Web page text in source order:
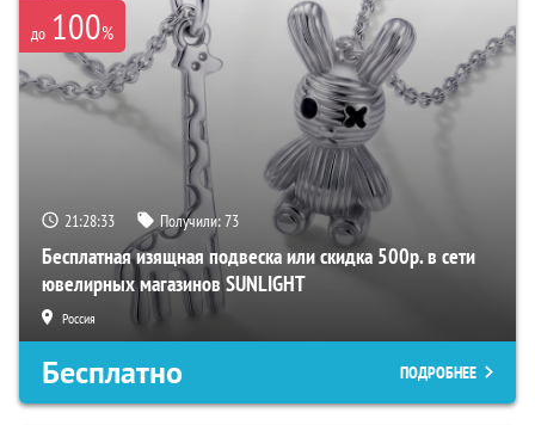
до 100%
21:28:32 Получили:73
Бесплатная изящная подвеска или скидка 500р. в сети
ювелирных магазинов SUNLIGHT
Россия
Бесплатно ПОДРОБНЕЕ